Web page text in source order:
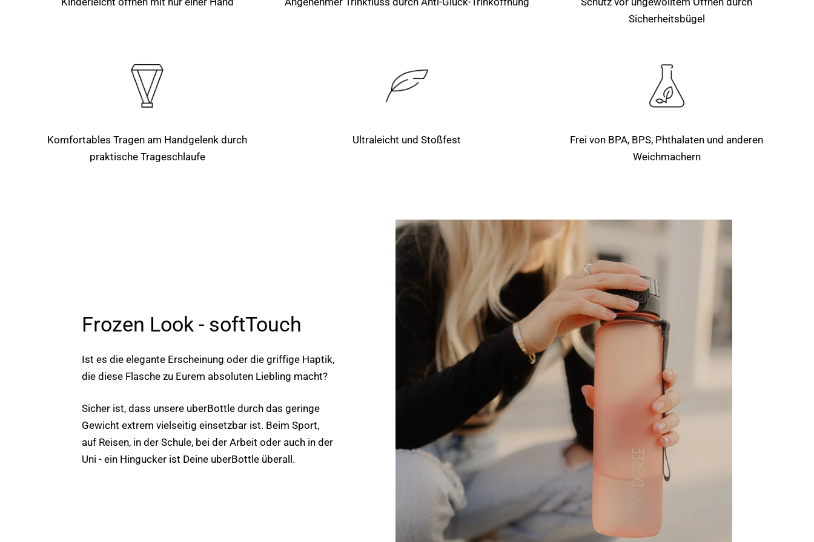
Sicherheitsbügel
Komfortables Tragen am Handgelenk durch
praktische Trageschlaufe
Ultraleicht und Stoßfest
Frei von BPA, BPS, Phthalaten und anderen
Weichmachern
Frozen Look - softTouch
Ist es die elegante Erscheinung oder die griffige Haptik,
die diese Flasche zu Eurem absoluten Liebling macht?
Sicher ist, dass unsere uberBottle durch das geringe
Gewicht extrem vielseitig einsetzbar ist. Beim Sport,
auf Reisen, in der Schule, bei der Arbeit oder auch in der
Uni - ein Hingucker ist Deine uberBottle überall.